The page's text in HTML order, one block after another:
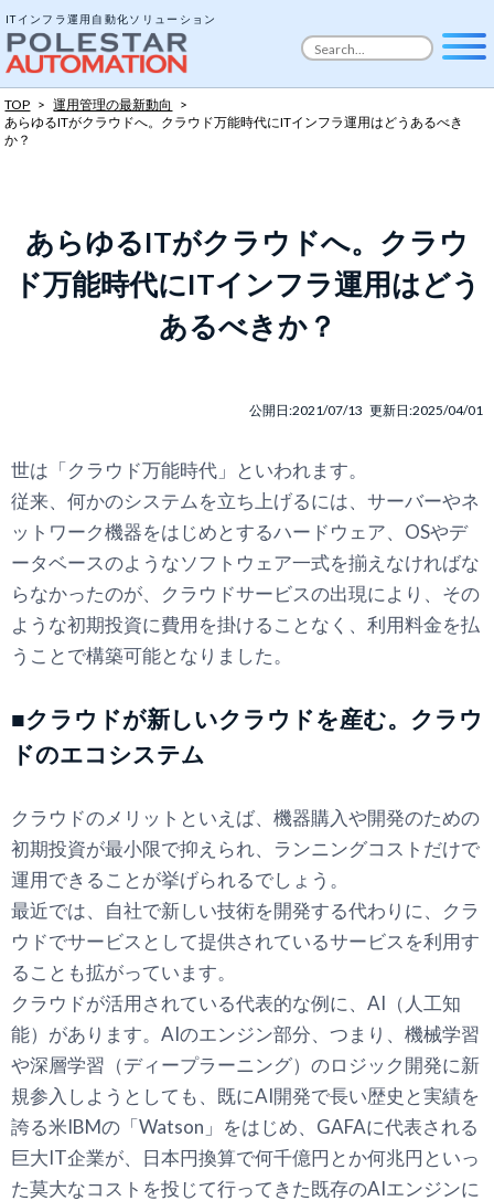
ITインフラ運用自動化ソリューション
TOP > 運用管理の最新動向
>
あらゆるITがクラウドへ。 クラウド万能時代にITインフラ運用はどうあるべき
か？
あらゆるITがクラウドへ。 クラウ
ド万能時代にITインフラ運用はどう
あるべきか？
公開日:2021/07/13 更新日:2025/04/01
世は「クラウド万能時代」といわれます。
従来、何かのシステムを立ち上げるには、サーバーやネ
ットワーク機器をはじめとするハードウェア、OSやデ
ータベースのようなソフトウェア一式を揃えなければな
らなかったのが、クラウドサービスの出現により、その
ような初期投資に費用を掛けることなく、利用料金を払
うことで構築可能となりました。
■クラウドが新しいクラウドを産む。クラウ
ドのエコシステム
クラウドのメリットといえば、機器購入や開発のための
初期投資が最小限で抑えられ、ランニングコストだけで
運用できることが挙げられるでしょう。
最近では、自社で新しい技術を開発する代わりに、クラ
ウドでサービスとして提供されているサービスを利用す
ることも拡がっています。
クラウドが活用されている代表的な例に、AI（人工知
能）があります。AIのエンジン部分、つまり、機械学習
や深層学習（ディープラーニング）のロジック開発に新
規参入しようとしても、既にAI開発で長い歴史と実績を
誇る米IBMの「Watson」をはじめ、GAFAに代表される
巨大IT企業が、日本円換算で何千億円とか何兆円といっ
た莫大なコストを投じて行ってきた既存のAIエンジンに